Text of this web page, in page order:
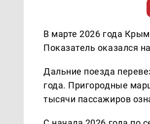
В марте 2026 года
Показатель оказался
Дальние поезда
года. Пригородные
тысячи пассажиров